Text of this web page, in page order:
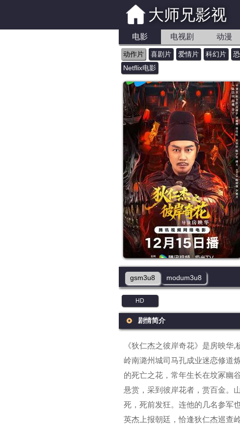
大师兄影视
电影 电视剧 动漫
动作片 喜剧片 爱情片 科幻片
Netflix电影
gsm3u8 modum3u8
HD
剧情简介
《狄仁杰之彼岸奇花》是房映华
岭南潞州城司马孔成业迷恋修道
的死亡之花，常年生长在坟冢幽
悬赏，采到彼岸花者，赏百金。
死，死前发狂。连他的几名参军
英杰上报朝廷，恰逢狄仁杰巡查